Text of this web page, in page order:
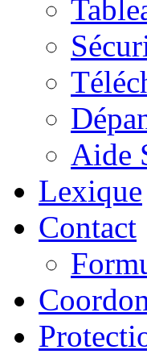
Aide
Lexique
Contact